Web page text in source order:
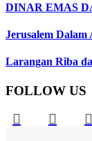
DINAR EMAS
Jerusalem Dalam
Larangan Riba
FOLLOW US